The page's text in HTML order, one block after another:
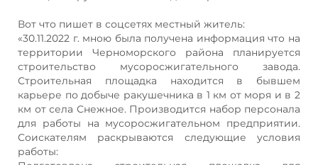
Вот что пишет в соцсетях местный житель:
«30.11.2022 г. мною была получена информация что на
территории Черноморского района планируется
строительство мусоросжигательного завода.
Строительная площадка находится в бывшем
карьере по добыче ракушечника в 1 км от моря и в 2
км от села Снежное. Производится набор персонала
для работы на мусоросжигательном предприятии.
Соискателям раскрываются следующие условия
работы: